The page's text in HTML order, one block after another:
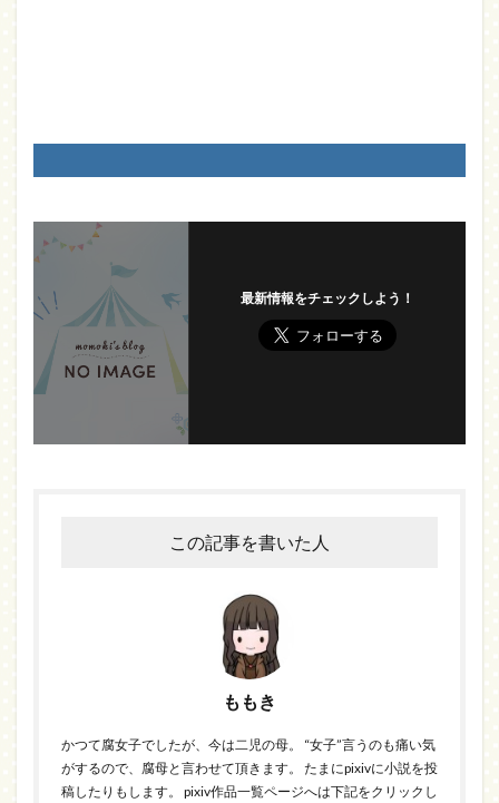
最新情報をチェックしよう！
この記事を書いた人
ももき
かつて腐女子でしたが、今は二児の母。 “女子”言うのも痛い気
がするので、腐母と言わせて頂きます。 たまにpixivに小説を投
稿したりもします。 pixiv作品一覧ページへは下記をクリックし